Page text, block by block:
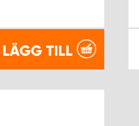
LÄGG TILL